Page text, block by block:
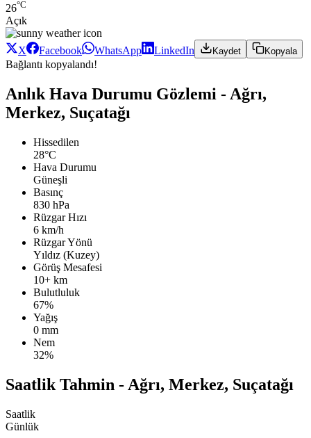
26°C
Açık
X Facebook WhatsApp LinkedIn Kaydet Kopyala
Bağlantı kopyalandı!
Anlık Hava Durumu Gözlemi - Ağrı,
Merkez, Suçatağı
Hissedilen
28°C
Hava Durumu
Güneşli
Basınç
830 hPa
Rüzgar Hızı
6 km/h
Rüzgar Yönü
Yıldız (Kuzey)
Görüş Mesafesi
10+ km
Bulutluluk
67%
Yağış
0 mm
Nem
32%
Saatlik Tahmin - Ağrı, Merkez, Suçatağı
Saatlik
Günlük